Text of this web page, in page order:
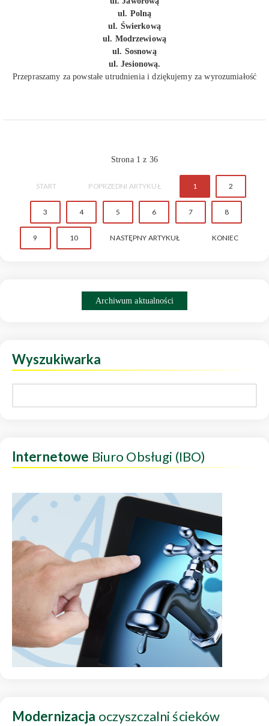
ul. Polną
ul. Świerkową
ul. Modrzewiową
ul. Sosnową
ul. Jesionową.
Przepraszamy za powstałe utrudnienia i dziękujemy za wyrozumiałość
Strona 1 z 36
START POPRZEDNI ARTYKUŁ 1 2
3 4 5 6 7 8
9 10 NASTĘPNY ARTYKUŁ KONIEC
Archiwum aktualności
Wyszukiwarka
Internetowe Biuro Obsługi (IBO)
Modernizacja oczyszczalni ścieków